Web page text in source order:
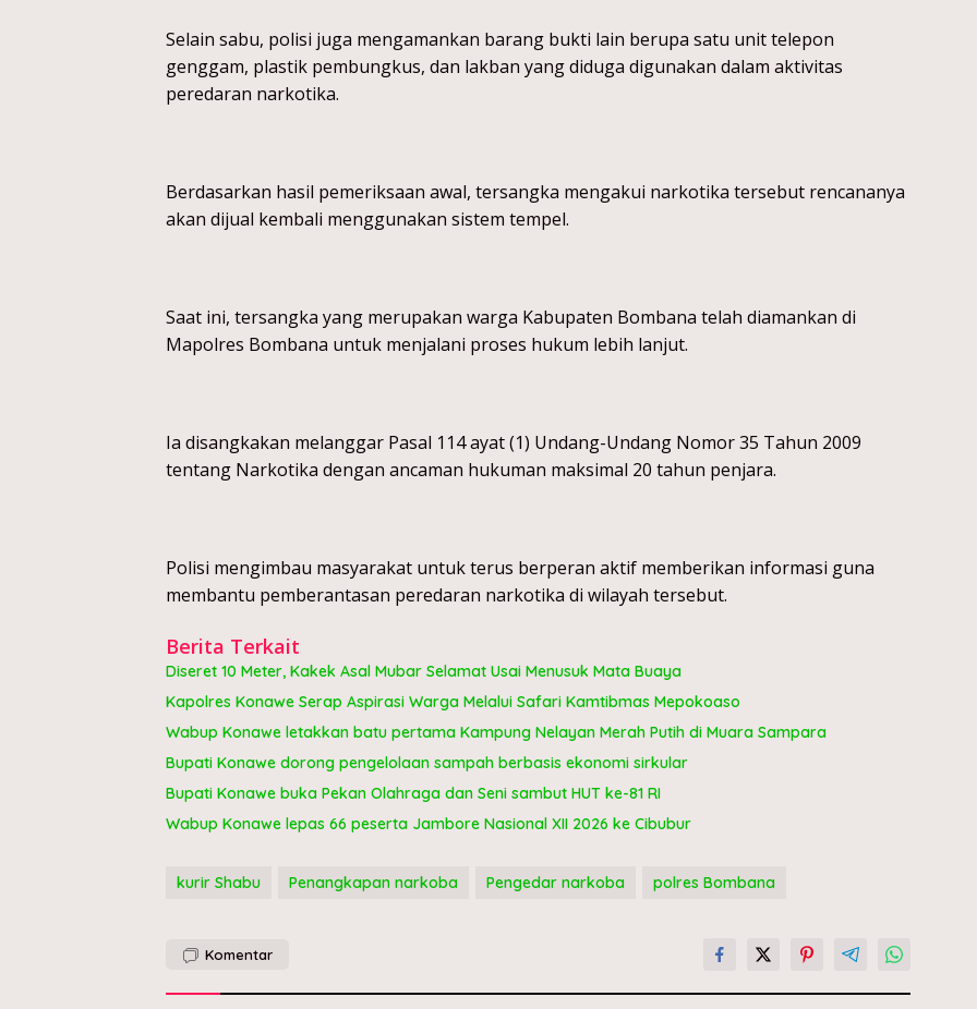
Selain sabu, polisi juga mengamankan barang bukti lain berupa satu unit telepon
genggam, plastik pembungkus, dan lakban yang diduga digunakan dalam aktivitas
peredaran narkotika.
Berdasarkan hasil pemeriksaan awal, tersangka mengakui narkotika tersebut rencananya
akan dijual kembali menggunakan sistem tempel.
Saat ini, tersangka yang merupakan warga Kabupaten Bombana telah diamankan di
Mapolres Bombana untuk menjalani proses hukum lebih lanjut.
Ia disangkakan melanggar Pasal 114 ayat (1) Undang-Undang Nomor 35 Tahun 2009
tentang Narkotika dengan ancaman hukuman maksimal 20 tahun penjara.
Polisi mengimbau masyarakat untuk terus berperan aktif memberikan informasi guna
membantu pemberantasan peredaran narkotika di wilayah tersebut.
Berita Terkait
Diseret 10 Meter, Kakek Asal Mubar Selamat Usai Menusuk Mata Buaya
Kapolres Konawe Serap Aspirasi Warga Melalui Safari Kamtibmas Mepokoaso
Wabup Konawe letakkan batu pertama Kampung Nelayan Merah Putih di Muara Sampara
Bupati Konawe dorong pengelolaan sampah berbasis ekonomi sirkular
Bupati Konawe buka Pekan Olahraga dan Seni sambut HUT ke-81 RI
Wabup Konawe lepas 66 peserta Jambore Nasional XII 2026 ke Cibubur
kurir Shabu Penangkapan narkoba Pengedar narkoba polres Bombana
Komentar